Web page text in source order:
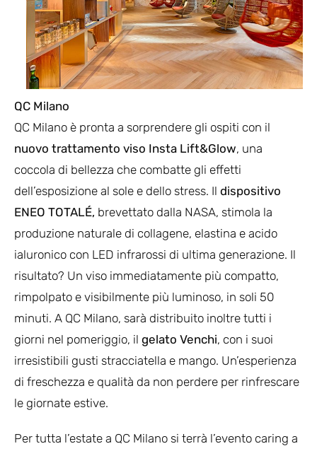
QC Milano
QC Milano è pronta a sorprendere gli ospiti con il
nuovo trattamento viso Insta Lift&Glow, una
coccola di bellezza che combatte gli effetti
dell’esposizione al sole e dello stress. Il dispositivo
ENEO TOTALÉ, brevettato dalla NASA, stimola la
produzione naturale di collagene, elastina e acido
ialuronico con LED infrarossi di ultima generazione. Il
risultato? Un viso immediatamente più compatto,
rimpolpato e visibilmente più luminoso, in soli 50
minuti. A QC Milano, sarà distribuito inoltre tutti i
giorni nel pomeriggio, il gelato Venchi, con i suoi
irresistibili gusti stracciatella e mango. Un’esperienza
di freschezza e qualità da non perdere per rinfrescare
le giornate estive.
Per tutta l’estate a QC Milano si terrà l’evento caring a